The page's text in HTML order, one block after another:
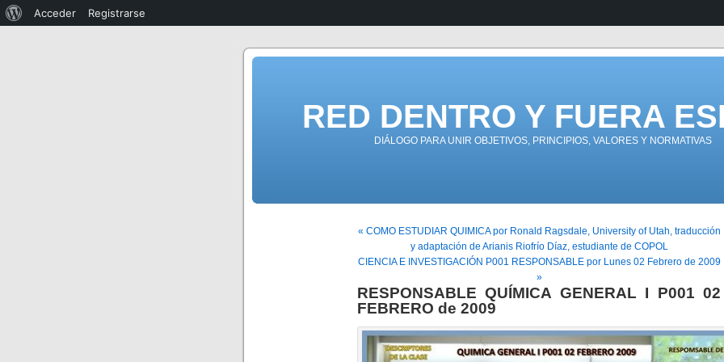
RED DENTRO Y FUERA
DIÁLOGO PARA UNIR OBJETIVOS, PRINCIPIOS, VALORES Y NORMATIVAS
« COMO ESTUDIAR QUIMICA por Ronald Ragsdale, University of Utah, traducción
y adaptación de Arianis Riofrío Díaz, estudiante de COPOL
CIENCIA E INVESTIGACIÓN P001 RESPONSABLE por Lunes 02 Febrero de 2009
»
RESPONSABLE QUÍMICA GENERAL I P001 02
FEBRERO de 2009
Acceder Registrarse